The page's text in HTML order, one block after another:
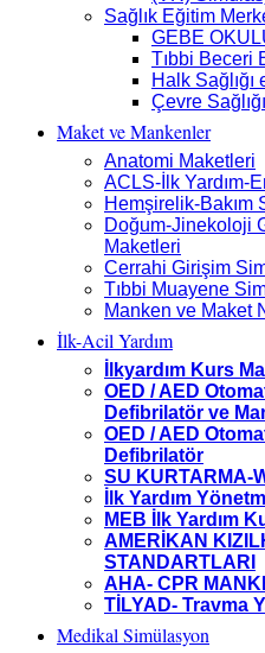
Sağlık Eğitim
GEBE
Tıbbi Beceri
Halk
Çevre
Maket ve Mankenler
Anatomi Maketleri
ACLS-İlk Yardım-
Hemşirelik-Bakım
Doğum-Jinekoloji
Maketleri
Cerrahi Girişim
Tıbbi Muayene
Manken ve Maket
İlk-Acil Yardım
İlkyardım Kurs
OED / AED
Defibrilatör ve
OED / AED
Defibrilatör
SU KURTARMA-
İlk Yardım
MEB İlk Yardım
AMERİKAN
STANDARTLARI
AHA- CPR
TİLYAD- Travma
Medikal Simülasyon